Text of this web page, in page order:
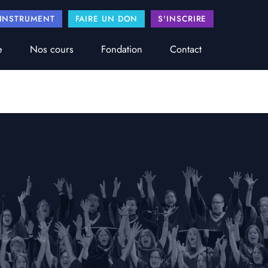
FAIRE UN DON S'INSCRIRE
Nos cours Fondation Contact